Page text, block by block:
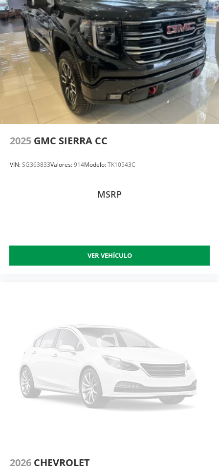
2025 GMC SIERRA CC
VIN:SG363833Valores:914Modelo:TK10543C
MSRP
VER VEHÍCULO
2026 CHEVROLET